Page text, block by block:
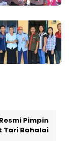
Pimpin
Tari Bahalai